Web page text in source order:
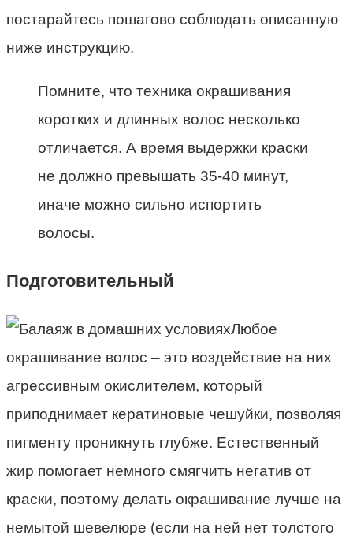
постарайтесь пошагово соблюдать описанную
ниже инструкцию.
Помните, что техника окрашивания
коротких и длинных волос несколько
отличается. А время выдержки краски
не должно превышать 35-40 минут,
иначе можно сильно испортить
волосы.
Подготовительный
Любое
окрашивание волос – это воздействие на них
агрессивным окислителем, который
приподнимает кератиновые чешуйки, позволяя
пигменту проникнуть глубже. Естественный
жир помогает немного смягчить негатив от
краски, поэтому делать окрашивание лучше на
немытой шевелюре (если на ней нет толстого